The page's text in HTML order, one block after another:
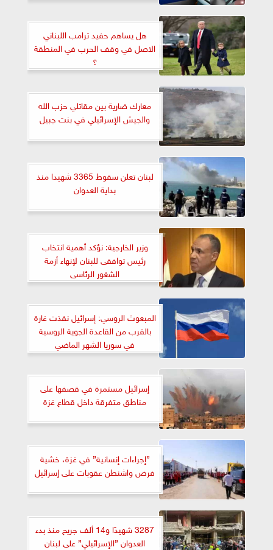
هل يساهم حفيد ترامب اللبناني
الاصل في وقف الحرب في المنطقة
؟
معارك ضارية بين مقاتلي حزب الله
والجيش الإسرائيلي في بنت جبيل
لبنان تعلن سقوط 3365 شهيدا منذ
بداية العدوان
وزير الخارجية: نؤكد أهمية انتخاب
رئيس توافقى للبنان لإنهاء أزمة
الشغور الرئاسى
المبعوث الروسي: إسرائيل نفذت غارة
بالقرب من القاعدة الجوية الروسية
في سوريا الشهر الماضي
إسرائيل مستمرة في قصفها على
مناطق متفرقة داخل قطاع غزة
”إجراءات إنسانية” في غزة، خشية
فرض واشنطن عقوبات على إسرائيل
3287 شهيدًا و14 ألف جريح منذ بدء
العدوان ”الإسرائيلي” على لبنان